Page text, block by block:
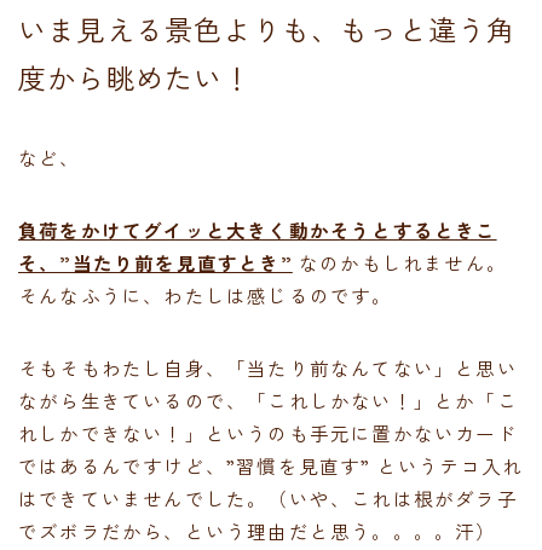
いま見える景色よりも、もっと違う角
度から眺めたい！
など、
負荷をかけてグイッと大きく動かそうとするときこ
そ、”当たり前を見直すとき” なのかもしれません。
そんなふうに、わたしは感じるのです。
そもそもわたし自身、「当たり前なんてない」と思い
ながら生きているので、「これしかない！」とか「こ
れしかできない！」というのも手元に置かないカード
ではあるんですけど、”習慣を見直す” というテコ入れ
はできていませんでした。（いや、これは根がダラ子
でズボラだから、という理由だと思う。。。。汗）